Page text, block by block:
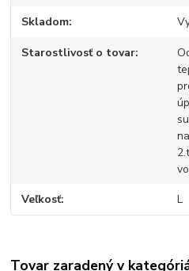
Skladom
Starostlivosť o tovar
Veľkosť L
Tovar zaradený v